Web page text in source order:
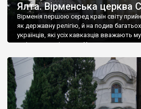
Ялта. Вірменська церква
Вірменія першою серед країн світу
як державну релігію, й на подив
українців, які усіх кавказців вважають
є відданими вірянами Христа